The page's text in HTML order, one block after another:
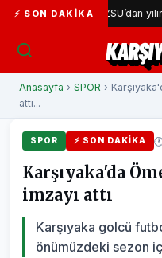
⚡ SON DAKIKAİZSU’dan yılın ilk
Anasayfa › SPOR ›
attı...
SPOR ⚡ SON DAKIKA
Karşıyaka'da
imzayı attı
Karşıyaka golcü
önümüzdeki sezon